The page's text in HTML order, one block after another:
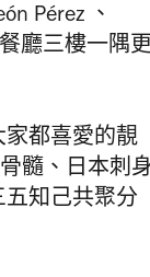
Pérez 、
廳三樓一隅
家都喜愛的靚
髓、日本刺
知己共聚分